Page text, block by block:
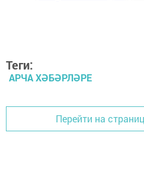
Теги:
АРЧА ХӘБӘРЛӘРЕ
Перейти на